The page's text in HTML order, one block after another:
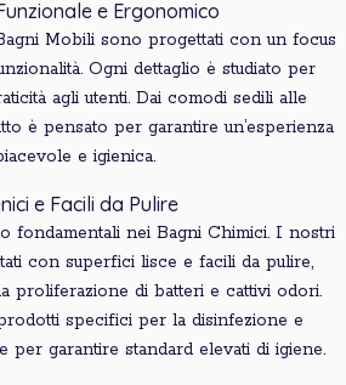
e Ergonomico
Mobili sono progettati con un focus
Ogni dettaglio è studiato per
agli utenti. Dai comodi sedili alle
è pensato per garantire un’esperienza
e igienica.
e Facili da Pulire
fondamentali nei Bagni Chimici. I nostri
con superfici lisce e facili da pulire,
proliferazione di batteri e cattivi odori.
specifici per la disinfezione e
per garantire standard elevati di igiene.